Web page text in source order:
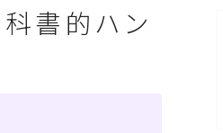
書的ハン